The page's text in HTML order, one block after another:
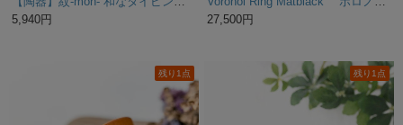
5,940円
27,500円
残り1点 残り1点